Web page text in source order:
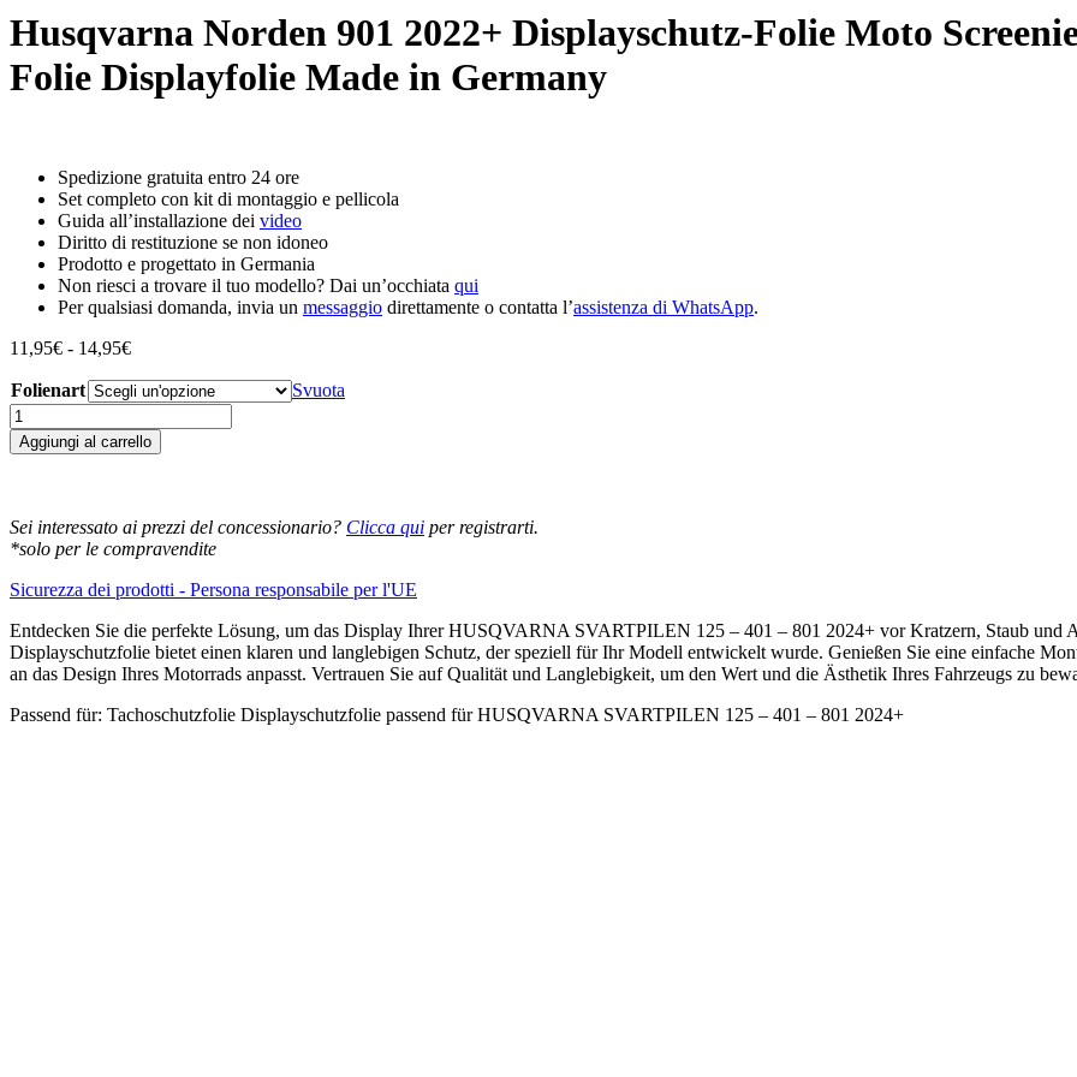
Husqvarna Norden 901 2022+ Displayschutz-Folie Moto
Folie Displayfolie Made in Germany
Spedizione gratuita entro 24 ore
Set completo con kit di montaggio e pellicola
Guida all’installazione dei video
Diritto di restituzione se non idoneo
Prodotto e progettato in Germania
Non riesci a trovare il tuo modello? Dai un’occhiata qui
Per qualsiasi domanda, invia un messaggio direttamente o contatta l’assistenza di WhatsApp.
11,95€ - 14,95€Fascia
prezzo:
da
11,95€
a
Folienart
Svuota
Husqvarna
Norden
901
Folie
Moto
Screenies
Tachoschutzfolie
Folie
Displayfolie
Made
Germany
Aggiungi al carrello
Sei interessato ai prezzi del concessionario? Clicca qui per registrarti.
*solo per le compravendite
Sicurezza dei prodotti - Persona responsabile per l'UE
Entdecken Sie die perfekte Lösung, um das Display Ihrer HUSQVARNA SVARTPILEN 125 – 401 – 801 2024+ vor Kratzern, Staub und
Displayschutzfolie bietet einen klaren und langlebigen Schutz, der speziell für Ihr Modell entwickelt wurde. Genießen Sie eine einfache
an das Design Ihres Motorrads anpasst. Vertrauen Sie auf Qualität und Langlebigkeit, um den Wert und die Ästhetik Ihres Fahrzeugs zu
Passend für: Tachoschutzfolie Displayschutzfolie passend für HUSQVARNA SVARTPILEN 125 – 401 – 801 2024+